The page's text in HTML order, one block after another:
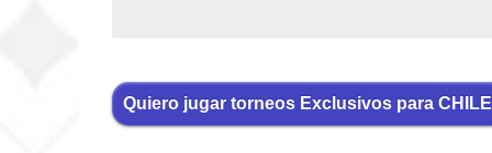
Quiero jugar torneos Exclusivos para